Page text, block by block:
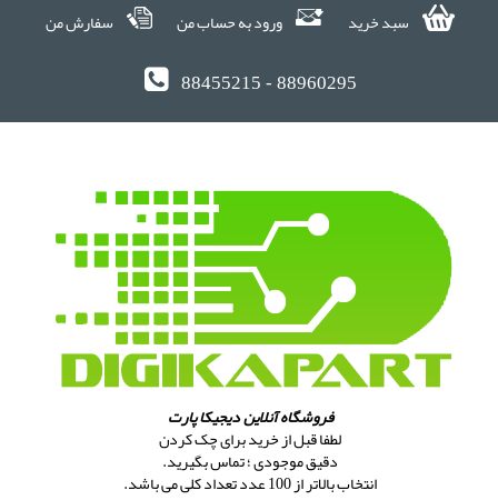
سبد خرید ورود به حساب من سفارش من
88455215 - 88960295
فروشگاه آنلاین دیجیکا پارت
لطفا قبل از خرید برای چک کردن
دقیق موجودی ؛ تماس بگیرید.
انتخاب بالاتر از 100 عدد تعداد کلی می باشد.